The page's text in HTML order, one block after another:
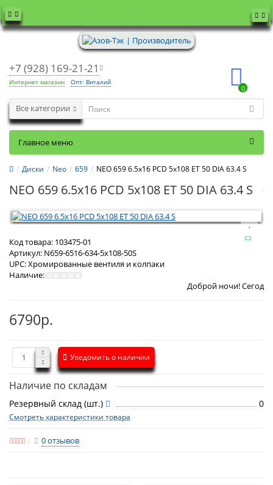
+7 (928) 169-21-21
Интернет магазин Опт: Виталий
0
Все категории
Главное меню
Диски Neo 659 NEO 659 6.5x16 PCD 5x108 ET 50 DIA 63.4 S
NEO 659 6.5x16 PCD 5x108 ET 50 DIA 63.4 S
Код товара: 103475-01
Артикул: N659-6516-634-5x108-50S
UPC:Хромированные вентиля и колпаки
Наличие:
Доброй ночи! СегодняПятница 7
6790р.
Уведомить о наличии
Наличие по складам
Резервный склад (шт.) 0
Смотреть характеристики товара
0 отзывов